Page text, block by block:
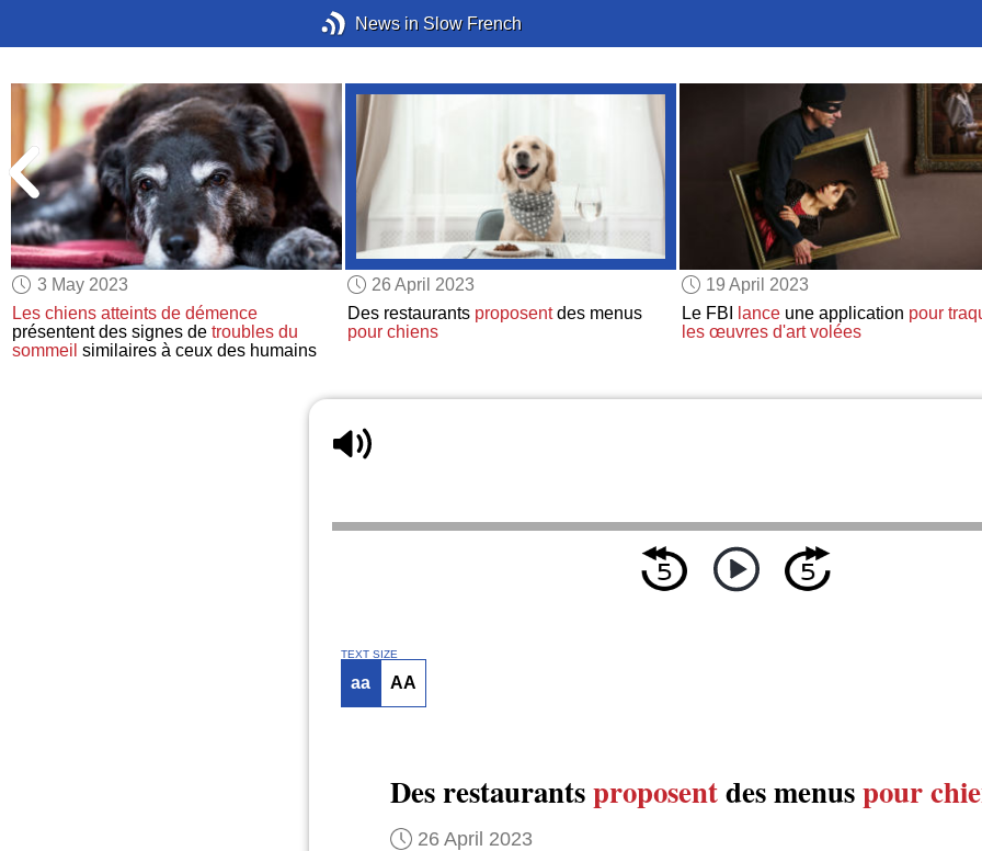
News in Slow French
3 May 2023
Les chiens atteints de démence
présentent des signes detroubles du
sommeil similaires à ceux des humains
26 April 2023
Des restaurants proposentdes menus
pour chiens
19 April 2023
Le FBI
lanceune application pour
les œuvres d'art volées
TEXT SIZE
aa AA
Des restaurantsproposentdes menuspour
26 April 2023